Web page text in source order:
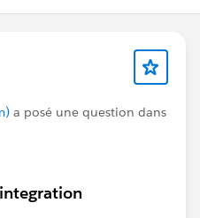
a posé une question dans